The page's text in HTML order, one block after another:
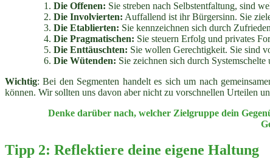
Die Offenen: Sie streben nach Selbstentfaltung, sind
Die Involvierten: Auffallend ist ihr Bürgersinn. Sie
Die Etablierten: Sie kennzeichnen sich durch
Die Pragmatischen: Sie steuern Erfolg und privates
Die Enttäuschten: Sie wollen Gerechtigkeit. Sie sind
Die Wütenden: Sie zeichnen sich durch
Wichtig: Bei den Segmenten handelt es sich um nach
können. Wir sollten uns davon aber nicht zu vorschnellen Urteilen
Denke darüber nach, welcher Zielgruppe dein
Tipp 2: Reflektiere deine eigene Haltung